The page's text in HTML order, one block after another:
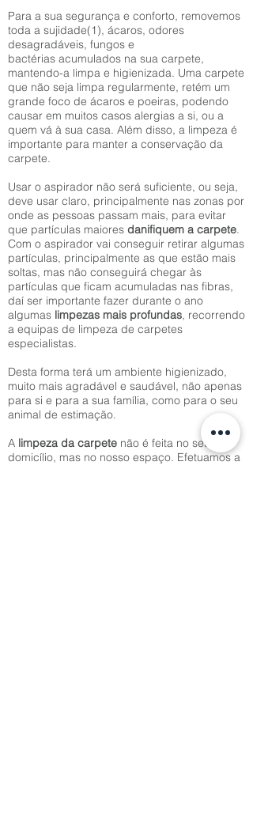
Para a sua segurança e conforto, removemos
toda a sujidade(1), ácaros, odores
desagradáveis, fungos e
bactérias acumulados na sua carpete,
mantendo-a limpa e higienizada. Uma carpete
que não seja limpa regularmente, retém um
grande foco de ácaros e poeiras, podendo
causar em muitos casos alergias a si, ou a
quem vá à sua casa. Além disso, a limpeza é
importante para manter a conservação da
carpete.
Usar o aspirador não será suficiente, ou seja,
deve usar claro, principalmente nas zonas por
onde as pessoas passam mais, para evitar
que partículas maiores danifiquem a carpete.
Com o aspirador vai conseguir retirar algumas
partículas, principalmente as que estão mais
soltas, mas não conseguirá chegar às
partículas que ficam acumuladas nas fibras,
daí ser importante fazer durante o ano
algumas limpezas mais profundas, recorrendo
a equipas de limpeza de carpetes
especialistas.
Desta forma terá um ambiente higienizado,
muito mais agradável e saudável, não apenas
para si e para a sua família, como para o seu
animal de estimação.
A limpeza da carpete não é feita no seu
domicílio, mas no nosso espaço. Efetuamos a